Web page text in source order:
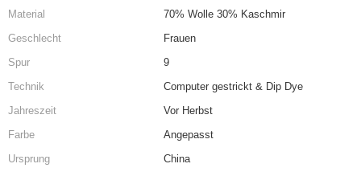
Material
70% Wolle 30% Kaschmir
Geschlecht
Frauen
Spur
9
Technik
Computer gestrickt & Dip Dye
Jahreszeit
Vor Herbst
Farbe
Angepasst
Ursprung
China